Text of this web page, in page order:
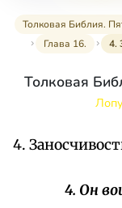
Толковая Библия.
Глава 16.
4.
Толковая
4.
4. Он